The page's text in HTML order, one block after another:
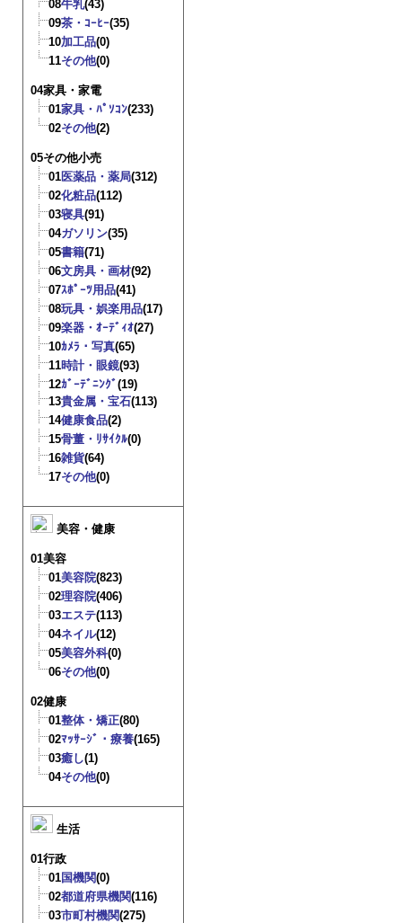
08牛乳(43)
09茶・ｺｰﾋｰ(35)
10加工品(0)
11その他(0)
04家具・家電
01家具・ﾊﾟｿｺﾝ(233)
02その他(2)
05その他小売
01医薬品・薬局(312)
02化粧品(112)
03寝具(91)
04ガソリン(35)
05書籍(71)
06文房具・画材(92)
07ｽﾎﾟｰﾂ用品(41)
08玩具・娯楽用品(17)
09楽器・ｵｰﾃﾞｨｵ(27)
10ｶﾒﾗ・写真(65)
11時計・眼鏡(93)
12ｶﾞｰﾃﾞﾆﾝｸﾞ(19)
13貴金属・宝石(113)
14健康食品(2)
15骨董・ﾘｻｲｸﾙ(0)
16雑貨(64)
17その他(0)
美容・健康
01美容
01美容院(823)
02理容院(406)
03エステ(113)
04ネイル(12)
05美容外科(0)
06その他(0)
02健康
01整体・矯正(80)
02ﾏｯｻｰｼﾞ・療養(165)
03癒し(1)
04その他(0)
生活
01行政
01国機関(0)
02都道府県機関(116)
03市町村機関(275)